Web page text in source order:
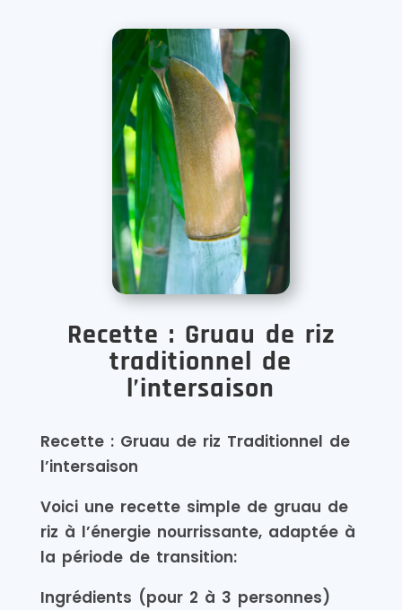
Recette : Gruau de riz
traditionnel de
l’intersaison
Recette : Gruau de riz Traditionnel de
l’intersaison
Voici une recette simple de gruau de
riz à l’énergie nourrissante, adaptée à
la période de transition:
Ingrédients (pour 2 à 3 personnes)